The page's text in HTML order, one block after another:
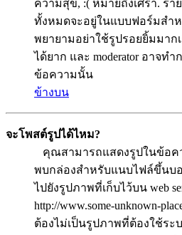
ความสุข, :( หมายถึงเศร้า. ร
ทั้งหมดจะอยู่ในแบบฟอร์มสำ
พยายามอย่าใช้รูปรอยยิ้มมาก
ได้ยาก และ moderator อาจท
ข้อความนั้น
ข้างบน
จะโพสต์รูปได้ไหม?
คุณสามารถแสดงรูปในข้อ
พบกล่องสำหรับแนบไฟล์ขึ้นบ
ไปยังรูปภาพที่เก็บไว้บน web
http://www.some-unknown-
ต้องไม่เป็นรูปภาพที่ต้องใช้ร